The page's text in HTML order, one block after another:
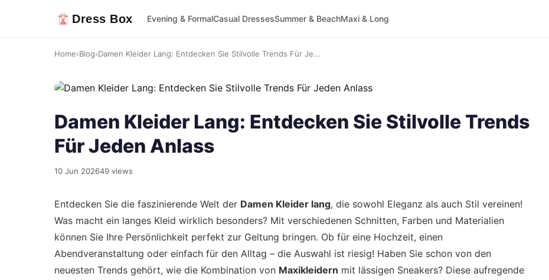
Dress Box Evening & FormalCasual DressesSummer & BeachMaxi & Long
Home›Blog›Damen Kleider Lang: Entdecken Sie Stilvolle Trends Für Je...
Damen Kleider Lang: Entdecken Sie Stilvolle Trends
Für Jeden Anlass
10 Jun 202649 views
Entdecken Sie die faszinierende Welt der Damen Kleider lang, die sowohl Eleganz als auch Stil vereinen!
Was macht ein langes Kleid wirklich besonders? Mit verschiedenen Schnitten, Farben und Materialien
können Sie Ihre Persönlichkeit perfekt zur Geltung bringen. Ob für eine Hochzeit, einen
Abendveranstaltung oder einfach für den Alltag – die Auswahl ist riesig! Haben Sie schon von den
neuesten Trends gehört, wie die Kombination von Maxikleidern mit lässigen Sneakers? Diese aufregende